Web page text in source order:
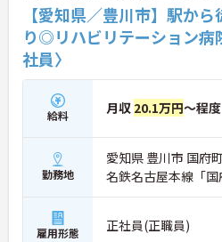
【愛知県／豊川市】駅か
り◎リハビリテーション病
社員〉
給料 月収 20.1万円～程度
勤務地
愛知県 豊川市 国府
名鉄名古屋本線「
雇用形態 正社員(正職員)